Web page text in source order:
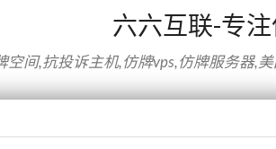
六六互联-专
空间,抗投诉主机,仿牌vps,仿牌服务器,